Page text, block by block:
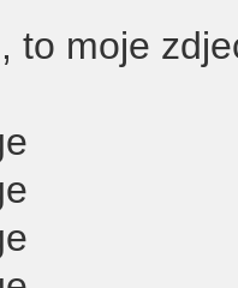
, to moje